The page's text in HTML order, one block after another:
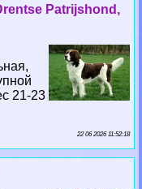
Patrijshond,
21-23
22 06 2026 11:52:18